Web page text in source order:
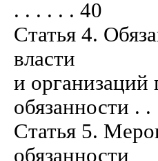
. . . . . . 40
Статья 4.
власти
и
обязанности .
Статья 5.
обязанности